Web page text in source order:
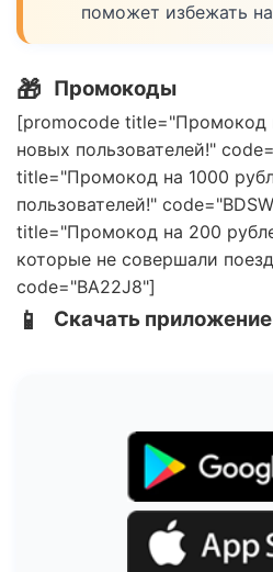
поможет избежать
🎁 Промокоды
[promocode title="Промокод
новых пользователей!"
title="Промокод на 1000
пользователей!"
title="Промокод на 200
которые не совершали
code="BA22J8"]
📱 Скачать приложение